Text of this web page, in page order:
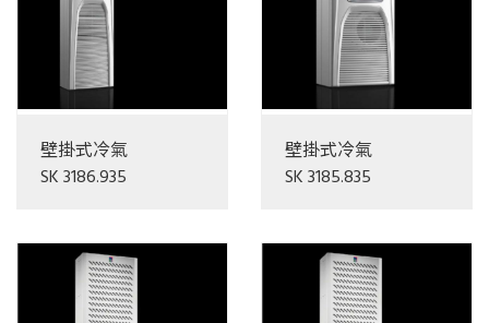
壁掛式冷氣
SK 3186.935
壁掛式冷氣
SK 3185.835